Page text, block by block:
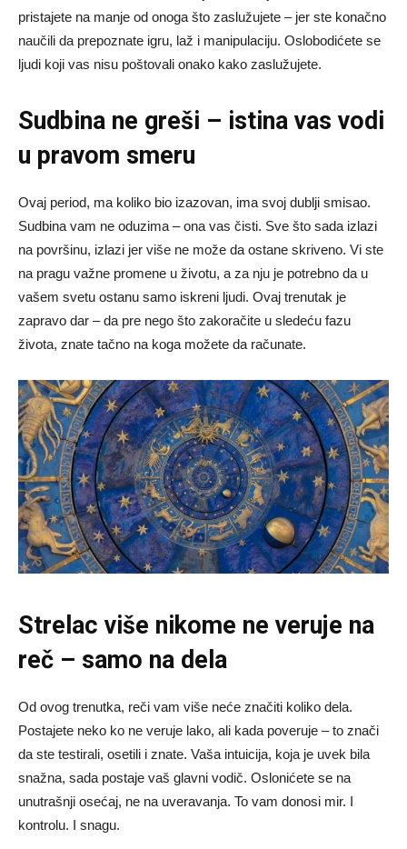
pristajete na manje od onoga što zaslužujete – jer ste konačno
naučili da prepoznate igru, laž i manipulaciju. Oslobodićete se
ljudi koji vas nisu poštovali onako kako zaslužujete.
Sudbina ne greši – istina vas vodi
u pravom smeru
Ovaj period, ma koliko bio izazovan, ima svoj dublji smisao.
Sudbina vam ne oduzima – ona vas čisti. Sve što sada izlazi
na površinu, izlazi jer više ne može da ostane skriveno. Vi ste
na pragu važne promene u životu, a za nju je potrebno da u
vašem svetu ostanu samo iskreni ljudi. Ovaj trenutak je
zapravo dar – da pre nego što zakoračite u sledeću fazu
života, znate tačno na koga možete da računate.
Strelac više nikome ne veruje na
reč – samo na dela
Od ovog trenutka, reči vam više neće značiti koliko dela.
Postajete neko ko ne veruje lako, ali kada poveruje – to znači
da ste testirali, osetili i znate. Vaša intuicija, koja je uvek bila
snažna, sada postaje vaš glavni vodič. Oslonićete se na
unutrašnji osećaj, ne na uveravanja. To vam donosi mir. I
kontrolu. I snagu.